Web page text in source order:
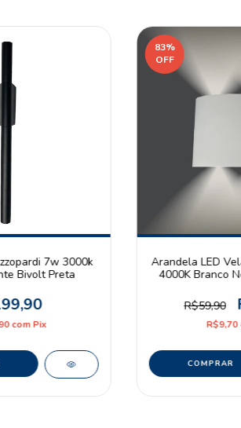
7w 3000k
Bivolt Preta
com Pix
83%
OFF
Arandela LED
4000K Branco
R$59,90
R$9,70